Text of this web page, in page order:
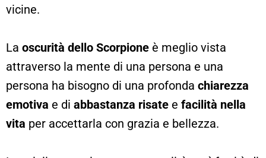
vicine.
La oscurità dello Scorpione è meglio vista
attraverso la mente di una persona e una
persona ha bisogno di una profonda chiarezza
emotiva e di abbastanza risate e facilità nella
vita per accettarla con grazia e bellezza.